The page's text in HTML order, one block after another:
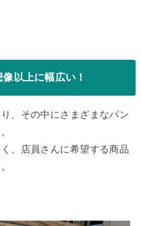
以上に幅広い！
、その中にさまざまなパン
、店員さんに希望する商品